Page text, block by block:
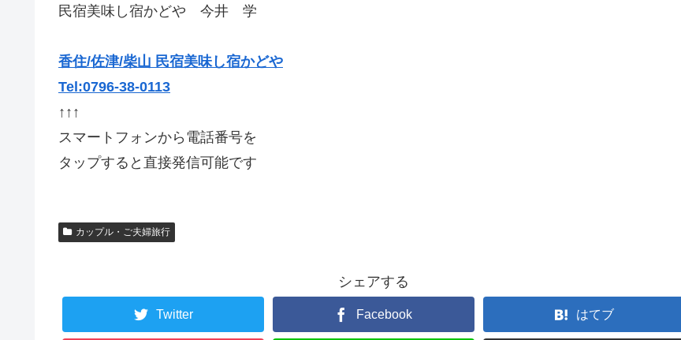
民宿美味し宿かどや 今井 学
香住/佐津/柴山 民宿美味し宿かどや
Tel:0796-38-0113
↑↑↑
スマートフォンから電話番号を
タップすると直接発信可能です
カップル・ご夫婦旅行
シェアする
Twitter Facebook はてブ